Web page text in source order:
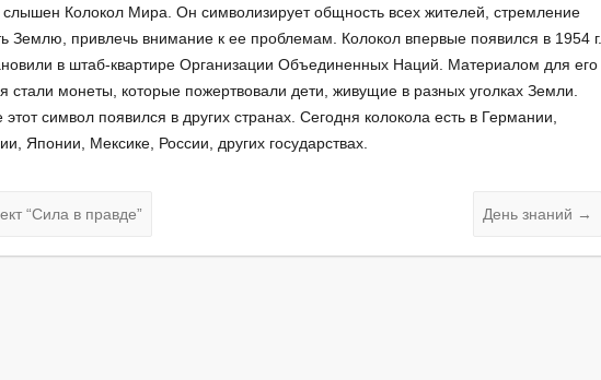
слышен Колокол Мира. Он символизирует общность всех жителей, стремление
Землю, привлечь внимание к ее проблемам. Колокол впервые появился в 1954 г.
в штаб-квартире Организации Объединенных Наций. Материалом для его
стали монеты, которые пожертвовали дети, живущие в разных уголках Земли.
этот символ появился в других странах. Сегодня колокола есть в Германии,
Японии, Мексике, России, других государствах.
“Сила в правде” День знаний →